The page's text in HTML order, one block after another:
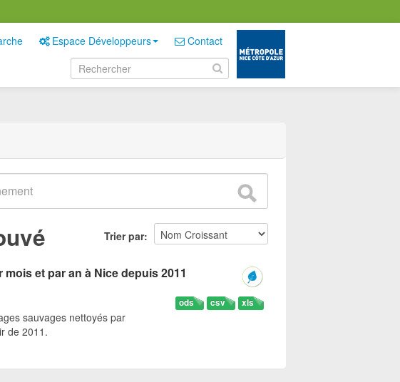
Espace Développeurs Contact
Trier par
et par an à Nice depuis 2011
xls
csv
ods
sauvages nettoyés par
de 2011.